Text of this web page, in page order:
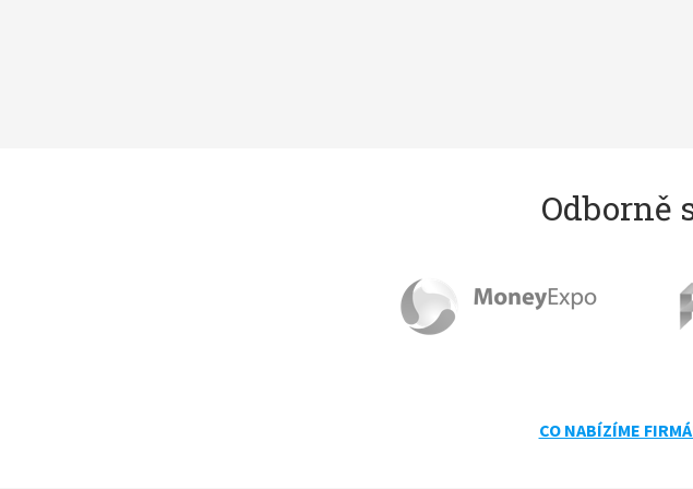
Odborně
CO NABÍZÍME